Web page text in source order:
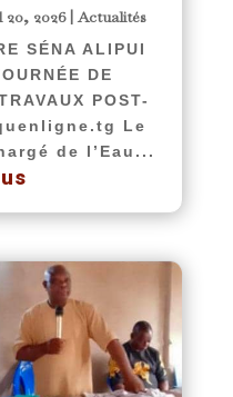
20, 2026|Actualités
SÉNA ALIPUI
DE
POST-
Le
de l’Eau...